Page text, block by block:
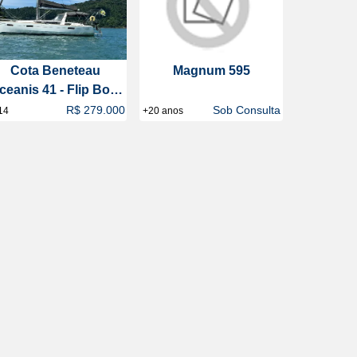
Cota Beneteau
41 - Flip Boat
ClubR$ 279.000
Magnum 595
+20 anos Sob Consulta